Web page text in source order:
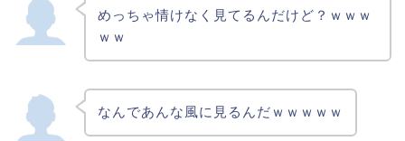
めっちゃ情けなく見てるんだけど？ｗｗｗ
ｗｗ
なんであんな風に見るんだｗｗｗｗｗ